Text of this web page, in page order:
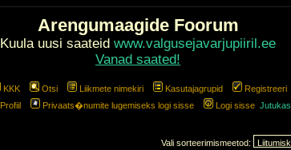
Arengumaagide Foorum
Kuula uusi saateid www.valgusejavarjupiiril.ee
Vanad saated!
KKK Otsi Liikmete nimekiri Kasutajagrupid
Registreeri
Profiil
Privaats�numite lugemiseks logi sisse Logi sisse Jutukas
Vali sorteerimismeetod: